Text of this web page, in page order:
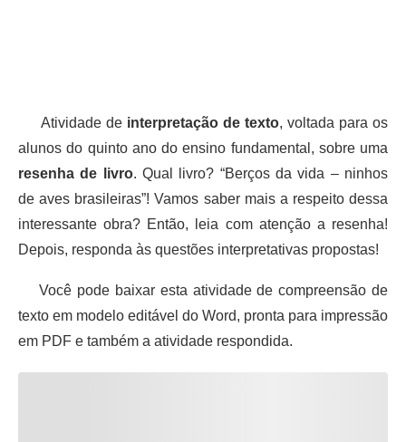
Atividade de interpretação de texto, voltada para os
alunos do quinto ano do ensino fundamental, sobre uma
resenha de livro. Qual livro? “Berços da vida – ninhos
de aves brasileiras”! Vamos saber mais a respeito dessa
interessante obra? Então, leia com atenção a resenha!
Depois, responda às questões interpretativas propostas!
Você pode baixar esta atividade de compreensão de
texto em modelo editável do Word, pronta para impressão
em PDF e também a atividade respondida.